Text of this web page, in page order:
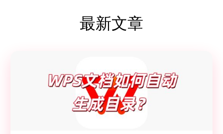
最新文章